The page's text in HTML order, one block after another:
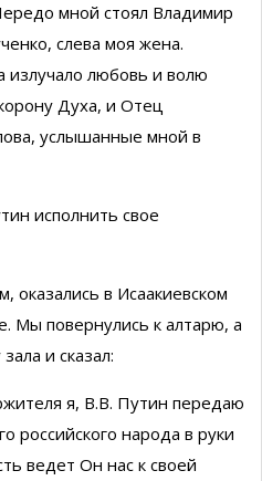
мной стоял Владимир
слева моя жена.
любовь и волю
Духа, и Отец
услышанные мной в
исполнить свое
оказались в Исаакиевском
Мы повернулись к алтарю, а
и сказал:
я, В.В. Путин передаю
российского народа в руки
ведет Он нас к своей